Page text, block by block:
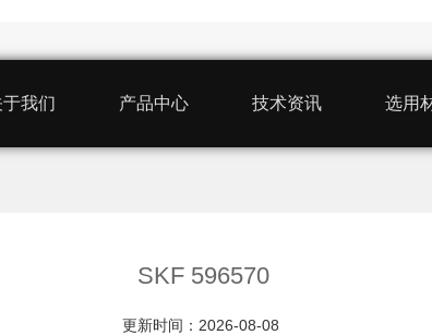
于我们 产品中心 技术资讯 选用
SKF 596570
更新时间：2026-08-08